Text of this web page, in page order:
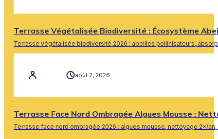
Terrasse Végétalisée Biodiversité : Écosystème
Terrasse végétalisée biodiversité 2026 : abeilles pollinisateurs,
août 2, 2026
Terrasse Face Nord Ombragée Algues Mousse :
Terrasse face nord ombragée 2026 : algues mousse, nettoyage 2×/